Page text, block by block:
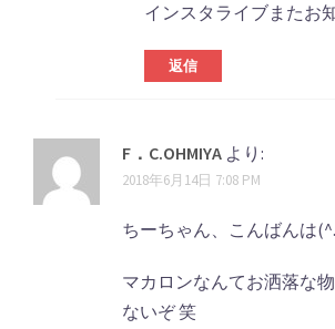
インスタライブまたお
返信
F．C.OHMIYA より:
2018年6月14日 7:08 PM
ちーちゃん、こんばんは
マカロンなんてお洒落な
ないぞ 笑